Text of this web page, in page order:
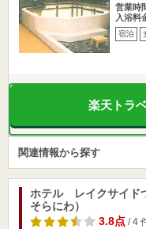
営業時
入浴料
宿泊
楽天トラ
関連情報から探す
ホテル レイクサイド
そらにわ）
3.8点/ 4